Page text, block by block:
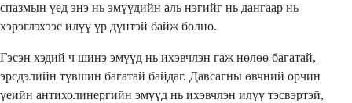
спазмын үед энэ нь эмүүдийн аль нэгийг нь дангаар нь
хэрэглэхээс илүү үр дүнтэй байж болно.
Гэсэн хэдий ч шинэ эмүүд нь ихэвчлэн гаж нөлөө багатай,
эрсдэлийн түвшин багатай байдаг. Давсагны өвчний орчин
үеийн антихолинергийн эмүүд нь ихэвчлэн илүү тэсвэртэй,